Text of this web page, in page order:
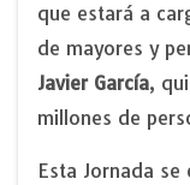
que estará a
de mayores y
Javier García,
millones de
Esta Jornada